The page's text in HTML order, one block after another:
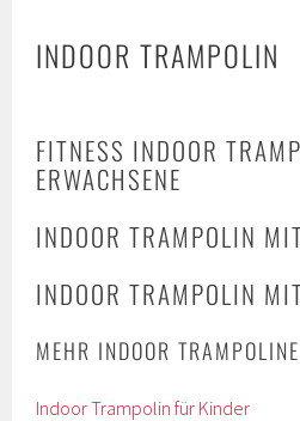
INDOOR TRAMPOLIN
FITNESS INDOOR
ERWACHSENE
INDOOR TRAMPOLIN
INDOOR TRAMPOLIN
MEHR INDOOR
Indoor Trampolin für Kinder